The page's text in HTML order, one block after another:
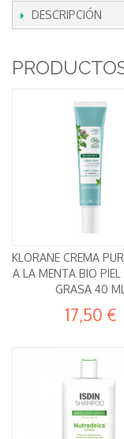
DESCRIPCIÓN
KLORANE CREMA
A LA MENTA BIO
GRASA 40
17,50 €